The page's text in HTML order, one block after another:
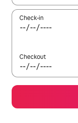
Check-in
Checkout